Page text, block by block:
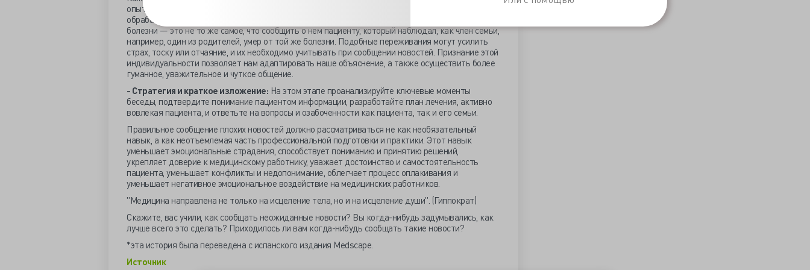
опыт, страхи и воспоминания, которые непосредственно влияют на то, как он воспринимает и
обрабатывает новости. Сообщить о диагнозе человеку, который ничего не знает об этой
болезни — это не то же самое, что сообщить о нем пациенту, который наблюдал, как член семьи,
например, один из родителей, умер от той же болезни. Подобные переживания могут усилить
страх, тоску или отчаяние, и их необходимо учитывать при сообщении новостей. Признание этой
индивидуальности позволяет нам адаптировать наше объяснение, а также осуществить более
гуманное, уважительное и чуткое общение.
- Стратегия и краткое изложение: На этом этапе проанализируйте ключевые моменты
беседы, подтвердите понимание пациентом информации, разработайте план лечения, активно
вовлекая пациента, и ответьте на вопросы и озабоченности как пациента, так и его семьи.
Правильное сообщение плохих новостей должно рассматриваться не как необязательный
навык, а как неотъемлемая часть профессиональной подготовки и практики. Этот навык
уменьшает эмоциональные страдания, способствует пониманию и принятию решений,
укрепляет доверие к медицинскому работнику, уважает достоинство и самостоятельность
пациента, уменьшает конфликты и недопонимание, облегчает процесс оплакивания и
уменьшает негативное эмоциональное воздействие на медицинских работников.
"Медицина направлена не только на исцеление тела, но и на исцеление души". (Гиппократ)
Скажите, вас учили, как сообщать неожиданные новости? Вы когда-нибудь задумывались, как
лучше всего это сделать? Приходилось ли вам когда-нибудь сообщать такие новости?
*эта история была переведена с испанского издания Medscape.
Источник